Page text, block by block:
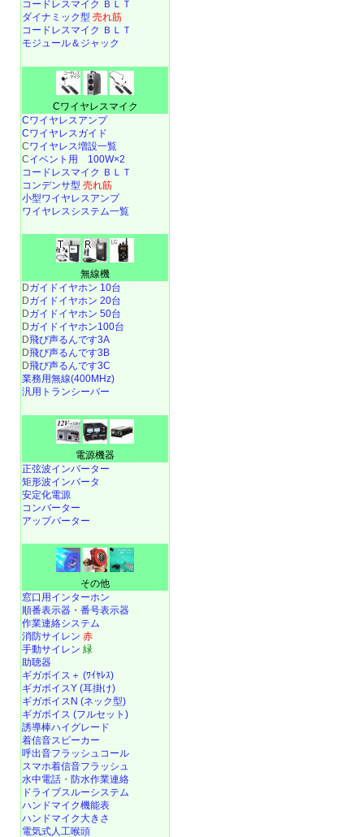
コードレスマイク ＢＬＴ
ダイナミック型 売れ筋
コードレスマイク ＢＬＴ
モジュール＆ジャック
Cワイヤレスマイク
Cワイヤレスアンプ
Cワイヤレスガイド
Cワイヤレス増設一覧
Cイベント用 100W×2
コードレスマイク ＢＬＴ
コンデンサ型 売れ筋
小型ワイヤレスアンプ
ワイヤレスシステム一覧
無線機
Dガイドイヤホン 10台
Dガイドイヤホン 20台
Dガイドイヤホン 50台
Dガイドイヤホン100台
D飛び声るんです3A
D飛び声るんです3B
D飛び声るんです3C
業務用無線(400MHz)
汎用トランシーバー
電源機器
正弦波インバーター
矩形波インバータ
安定化電源
コンバーター
アップバーター
その他
窓口用インターホン
順番表示器・番号表示器
作業連絡システム
消防サイレン 赤
手動サイレン 緑
助聴器
ギガボイス＋ (ﾜｲﾔﾚｽ)
ギガボイスY (耳掛け)
ギガボイスN (ネック型)
ギガボイス (フルセット)
誘導棒ハイグレード
着信音スピーカー
呼出音フラッシュコール
スマホ着信音フラッシュ
水中電話 ・ 防水作業連絡
ドライブスルーシステム
ハンドマイク機能表
ハンドマイク大きさ
電気式人工喉頭